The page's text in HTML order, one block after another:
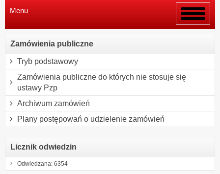
Włącz
menu
Menu
Zamówienia publiczne
Tryb podstawowy
Zamówienia publiczne do których nie stosuje się
ustawy Pzp
Archiwum zamówień
Plany postępowań o udzielenie zamówień
Licznik odwiedzin
Odwiedzana: 6354